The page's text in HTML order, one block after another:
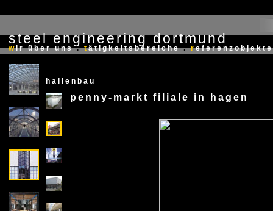
steel engineering dortmund
wir über uns . tätigkeitsbereiche . referenzobjekte
hallenbau
X
penny-markt filiale in hagen